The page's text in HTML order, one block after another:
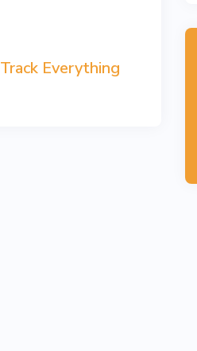
Track Everything